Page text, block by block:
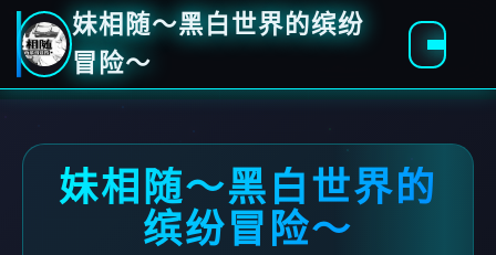
妹相随～黑白世界的缤纷
冒险～
妹相随～黑白世界的
缤纷冒险～